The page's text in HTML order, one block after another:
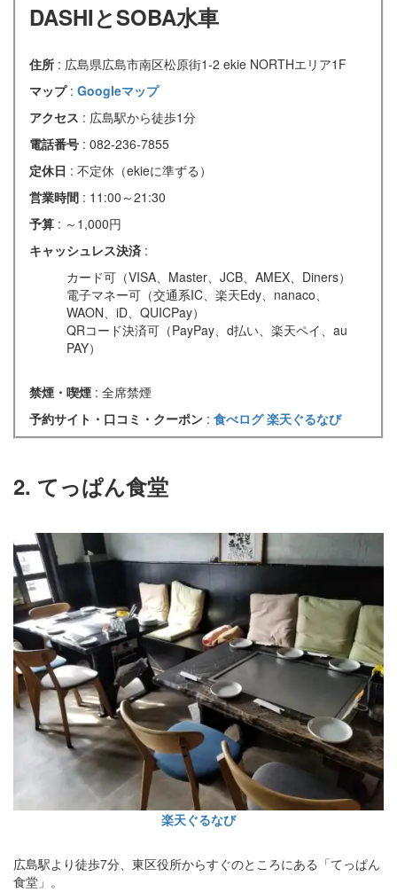
DASHIとSOBA水車
住所 : 広島県広島市南区松原街1-2 ekie NORTHエリア1F
マップ : Googleマップ
アクセス : 広島駅から徒歩1分
電話番号 : 082-236-7855
定休日 : 不定休（ekieに準ずる）
営業時間 : 11:00～21:30
予算 : ～1,000円
キャッシュレス決済 :
カード可（VISA、Master、JCB、AMEX、Diners）
電子マネー可（交通系IC、楽天Edy、nanaco、
WAON、iD、QUICPay）
QRコード決済可（PayPay、d払い、楽天ペイ、au
PAY）
禁煙・喫煙 : 全席禁煙
予約サイト・口コミ・クーポン : 食べログ楽天ぐるなび
2. てっぱん食堂
楽天ぐるなび
広島駅より徒歩7分、東区役所からすぐのところにある「てっぱん
食堂」。